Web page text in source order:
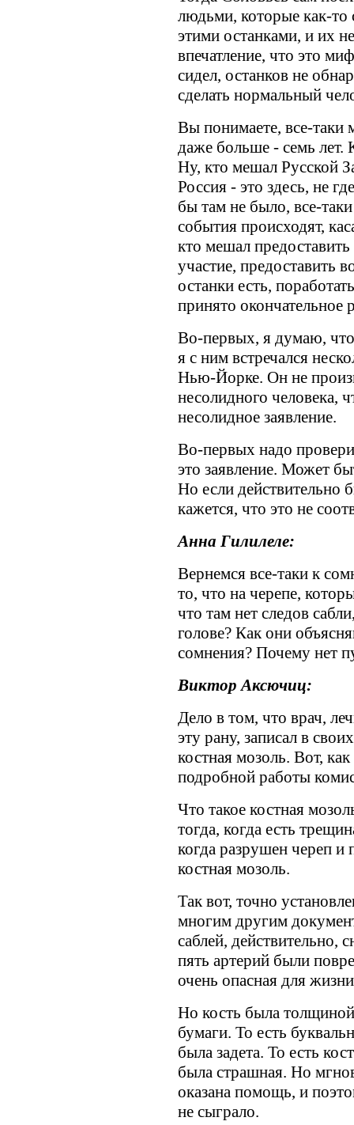
людьми, которые как-то
этими останками, и их
впечатление, что это
сидел, останков не
сделать нормальный
Вы понимаете, все-таки
даже больше - семь лет.
Ну, кто мешал Русской
Россия - это здесь, не
бы там не было, все-
события происходят,
кто мешал
участие, предоставить
останки есть,
принято окончательное
Во-первых, я думаю,
я с ним встречался
Нью-Йорке. Он не
несолидного человека,
несолидное заявление.
Во-первых надо
это заявление. Может
Но если действительно
кажется, что это не
Анна Гилилеле:
Вернемся все-таки к
то, что на черепе,
что там нет следов
голове? Как они
сомнения? Почему нет
Виктор Аксючиц:
Дело в том, что врач,
эту рану, записал в
костная мозоль. Вот,
подробной работы
Что такое костная
тогда, когда есть
когда разрушен череп и
костная мозоль.
Так вот, точно
многим другим
саблей, действительно,
пять артерий были
очень опасная для
Но кость была толщиной
бумаги. То есть
была задета. То есть
была страшная. Но
оказана помощь, и
не сыграло.